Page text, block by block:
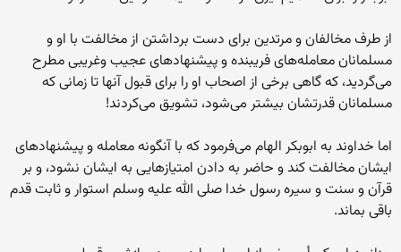
از طرف مخالفان و مرتدین برای دست برداشتن از مخالفت با او و
مسلمانان معامله‌های فریبنده و پیشنهادهای عجیب وغریبی مطرح
می‌گردید، که گاهی برخی از اصحاب او را برای قبول آنها تا زمانی که
مسلمانان قدرتشان بیشتر می‌شود، تشویق می‌کردند!
اما خداوند به ابوبکر الهام می‌فرمود که با آنگونه معامله و پیشنهادهای
ایشان مخالفت کند و حاضر به دادن امتیازهایی به ایشان نشود، و بر
قرآن و سنت و سیره رسول خدا صلی الله علیه وسلم استوار و ثابت قدم
باقی بماند.